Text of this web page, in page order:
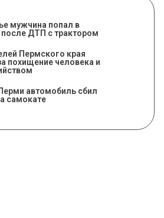
мужчина попал в
после ДТП с трактором
Пермского края
похищение человека и
автомобиль сбил
самокате